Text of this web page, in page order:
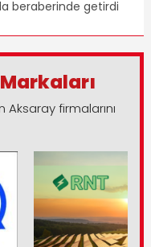
beraberinde getirdi
Aksaray firmalarını